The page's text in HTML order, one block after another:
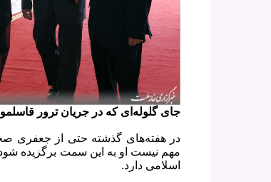
جای گلوله‌ای که در جریان ترور
در هفته‌‌های گذشته حتی از جعفری
مهم نیست او به این سمت برگزیده
اسلامی دارد.